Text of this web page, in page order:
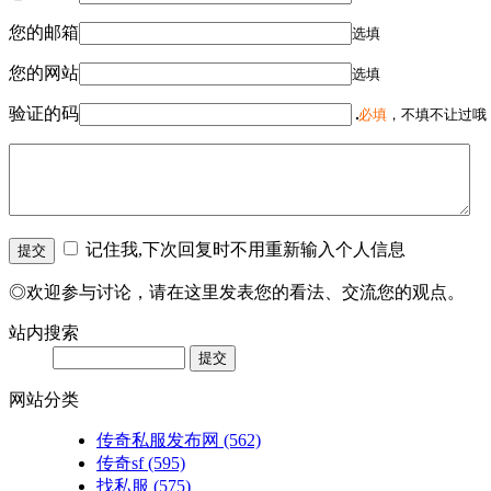
您的邮箱 选填
您的网站 选填
验证的码 必填 ，不填不让过
记住我,下次回复时不用重新输入个人信息
◎欢迎参与讨论，请在这里发表您的看法、交流您的观点。
站内搜索
网站分类
传奇私服发布网 (562)
传奇sf(595)
找私服 (575)